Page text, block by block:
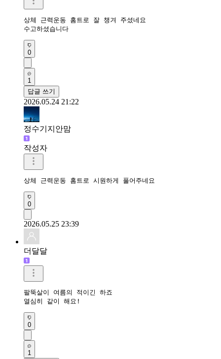
상체 근력운동 홈트로 잘 챙겨 주셨네요
수고하셨습니다
0
1
답글 쓰기
2026.05.24 21:22
정수기지안맘
작성자
상체 근력운동 홈트로 시원하게 풀어주네요
0
2026.05.25 23:39
더달달
팔뚝살이 여름의 적이긴 하죠
열심히 같이 해요!
0
1